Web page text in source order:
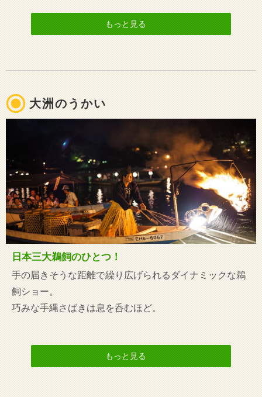
もっと見る
大洲のうかい
日本三大鵜飼のひとつ！
手の届きそうな距離で繰り広げられるダイナミックな鵜
飼ショー。
巧みな手縄さばきは息を呑むほど。
もっと見る